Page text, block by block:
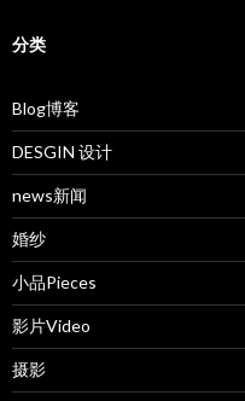
分类
Blog博客
DESGIN 设计
news新闻
婚纱
小品Pieces
影片Video
摄影